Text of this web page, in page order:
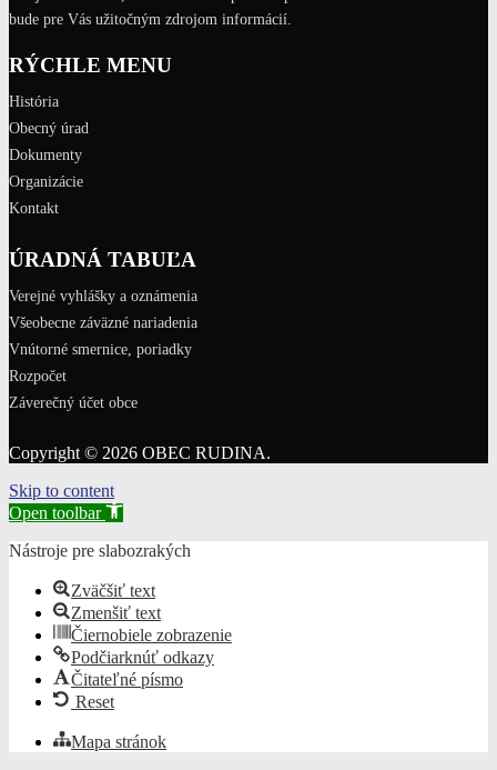
bude pre Vás užitočným zdrojom informácií.
RÝCHLE MENU
História
Obecný úrad
Dokumenty
Organizácie
Kontakt
ÚRADNÁ TABUĽA
Verejné vyhlášky a oznámenia
Všeobecne záväzné nariadenia
Vnútorné smernice, poriadky
Rozpočet
Záverečný účet obce
Copyright © 2026 OBEC RUDINA.
Skip to content
Open toolbar
Nástroje pre slabozrakých
Zväčšiť text
Zmenšiť text
Čiernobiele zobrazenie
Podčiarknúť odkazy
Čitateľné písmo
Reset
Mapa stránok